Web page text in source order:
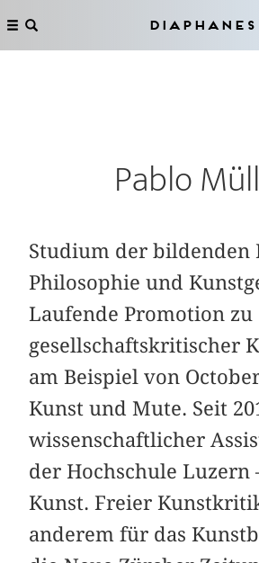
Diaphanes
Pablo
Studium der bildenden
Philosophie und
Laufende Promotion zu
gesellschaftskritischer
am Beispiel von
Kunst und Mute. Seit
wissenschaftlicher
der Hochschule Luzern
Kunst. Freier
anderem für das